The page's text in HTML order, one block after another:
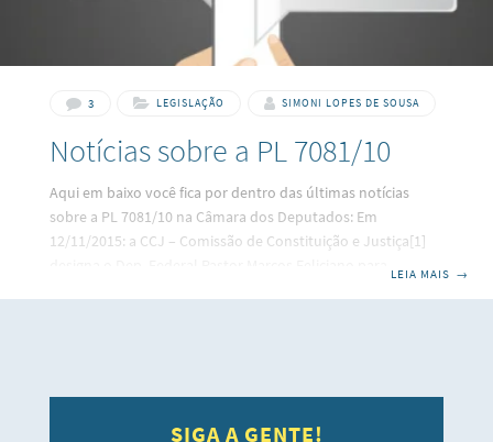
3 LEGISLAÇÃO SIMONI LOPES DE SOUSA
Notícias sobre a PL 7081/10
Aqui em baixo você fica por dentro das últimas notícias
sobre a PL 7081/10 na Câmara dos Deputados: Em
12/11/2015: a CCJ – Comissão de Constituição e Justiça[1]
LEIA MAIS →
SIGA A GENTE!